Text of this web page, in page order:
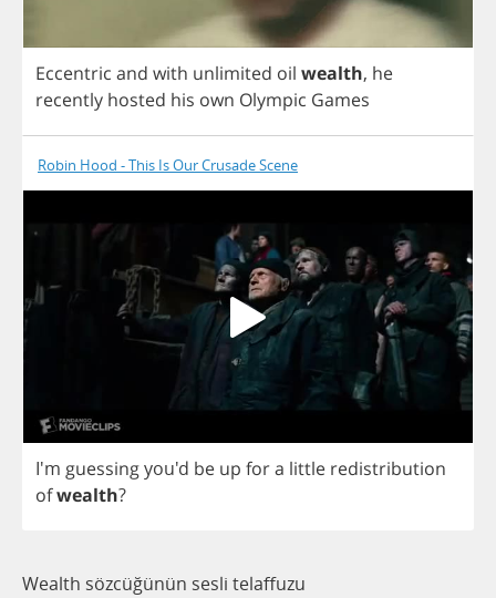
Eccentric and with unlimited oil wealth, he
recently hosted his own Olympic Games
Robin Hood - This Is Our Crusade Scene
I'm guessingyou'd be up fora little redistribution
ofwealth?
Wealth sözcüğünün sesli telaffuzu